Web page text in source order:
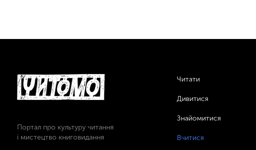
Портал про культуру читання
і мистецтво книговидання
Читати
Дивитися
Знайомитися
Вчитися